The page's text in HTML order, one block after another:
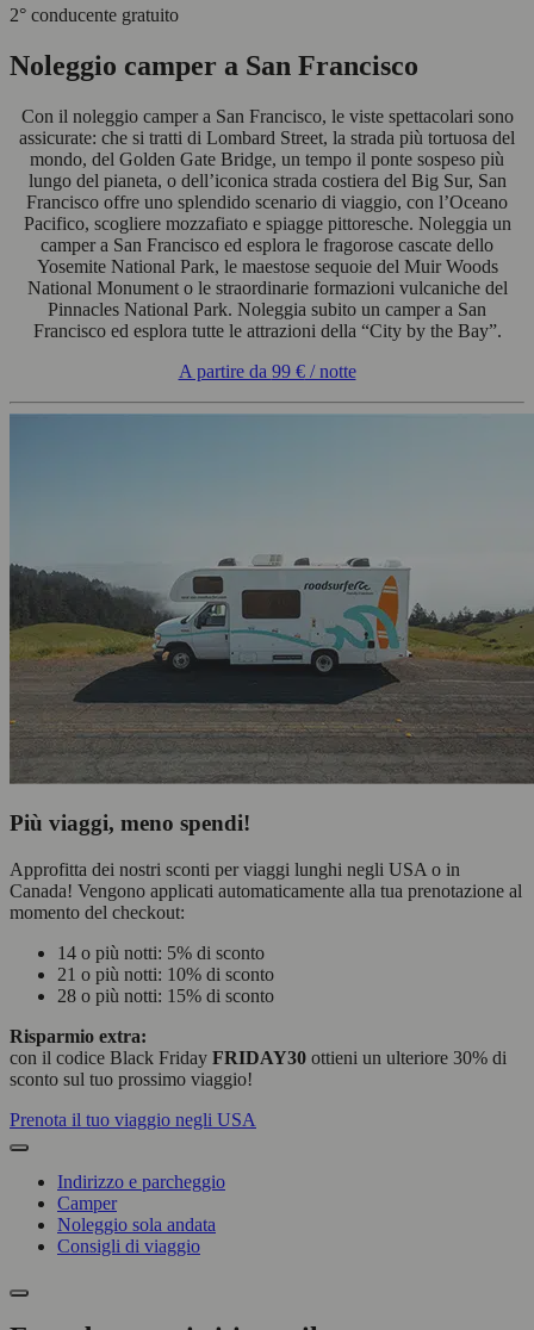
2° conducente gratuito
Noleggio camper a San Francisco
Con il noleggio camper a San Francisco, le viste spettacolari sono
assicurate: che si tratti di Lombard Street, la strada più tortuosa del
mondo, del Golden Gate Bridge, un tempo il ponte sospeso più
lungo del pianeta, o dell’iconica strada costiera del Big Sur, San
Francisco offre uno splendido scenario di viaggio, con l’Oceano
Pacifico, scogliere mozzafiato e spiagge pittoresche. Noleggia un
camper a San Francisco ed esplora le fragorose cascate dello
Yosemite National Park, le maestose sequoie del Muir Woods
National Monument o le straordinarie formazioni vulcaniche del
Pinnacles National Park. Noleggia subito un camper a San
Francisco ed esplora tutte le attrazioni della “City by the Bay”.
A partire da 99 €/ notte
Più viaggi, meno spendi!
Approfitta dei nostri sconti per viaggi lunghi negli USA o in
Canada! Vengono applicati automaticamente alla tua prenotazione al
momento del checkout:
14 o più notti: 5% di sconto
21 o più notti: 10% di sconto
28 o più notti: 15% di sconto
Risparmio extra:
con il codice Black Friday FRIDAY30 ottieni un ulteriore 30% di
sconto sul tuo prossimo viaggio!
Prenota il tuo viaggio negli USA
Indirizzo e parcheggio
Camper
Noleggio sola andata
Consigli di viaggio